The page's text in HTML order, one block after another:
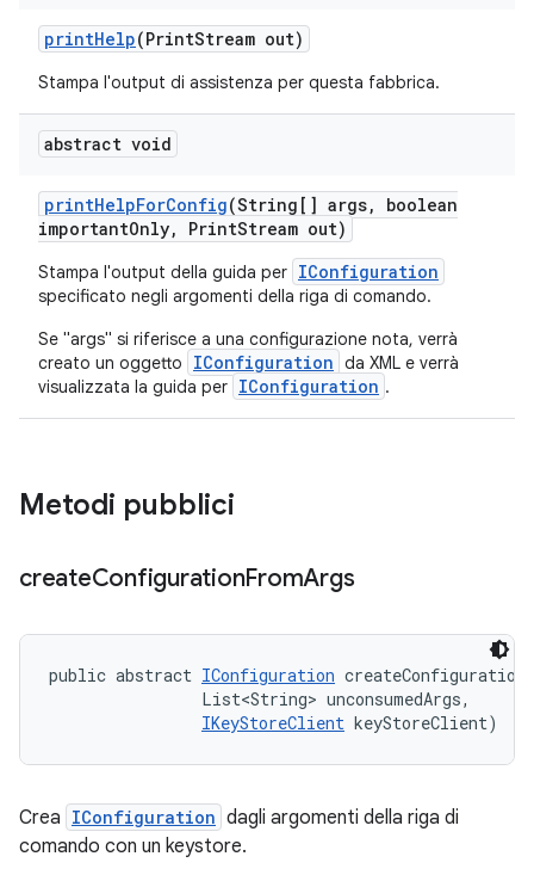
printHelp(PrintStream out)
Stampa l'output di assistenza per questa fabbrica.
abstract void
printHelpForConfig(String[] args,
boolean
importantOnly, PrintStream out)
Stampa l'output della guida per IConfiguration
specificato negli argomenti della riga di comando.
Se "args" si riferisce a una configurazione nota, verrà
creato un oggetto
IConfiguration da XML e verrà
visualizzata la guida per IConfiguration .
Metodi pubblici
createConfigurationFromArgs
public abstract IConfiguration
                List<String> unconsumedArgs,
IKeyStoreClient keyStoreClient)
Crea IConfiguration dagli argomenti della riga di
comando con un keystore.